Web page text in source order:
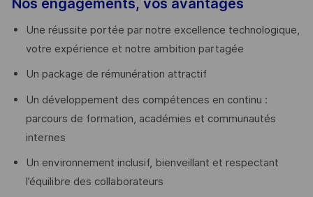
Nos engagements, vos avantages
Une réussite portée par notre excellence technologique,
votre expérience et notre ambition partagée
Un package de rémunération attractif
Un développement des compétences en continu :
parcours de formation, académies et communautés
internes
Un environnement inclusif, bienveillant et respectant
l’équilibre des collaborateurs